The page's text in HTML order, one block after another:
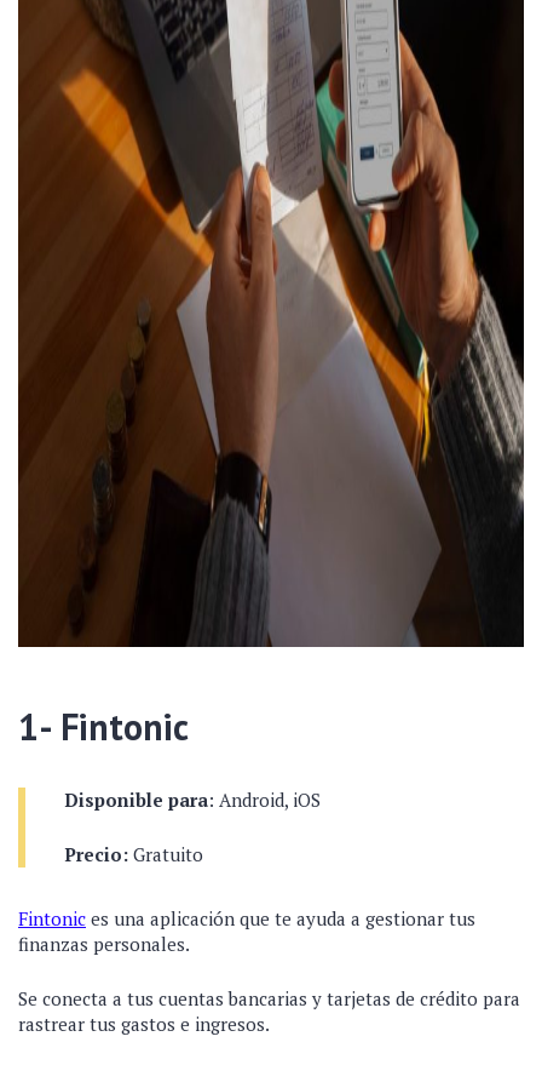
1- Fintonic
Disponible para: Android, iOS
Precio: Gratuito
Fintonic es una aplicación que te ayuda a gestionar tus
finanzas personales.
Se conecta a tus cuentas bancarias y tarjetas de crédito para
rastrear tus gastos e ingresos.